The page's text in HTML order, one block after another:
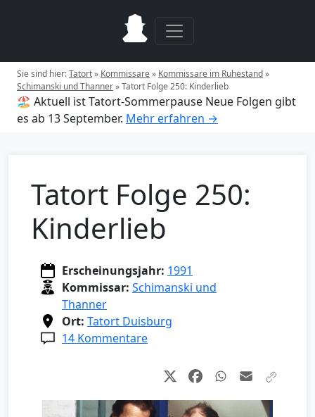
Sie sind hier:Tatort» Kommissare» Kommissare im Ruhestand»
Schimanski und Thanner»Tatort Folge 250: Kinderlieb
🏖️ Aktuell ist Tatort-Sommerpause Neue Folgen gibt
es ab 13 September. Mehr erfahren →
Tatort Folge 250:
Kinderlieb
Erscheinungsjahr: 1991
Kommissar: Schimanski und
Thanner
Ort: Tatort Duisburg
14 Kommentare